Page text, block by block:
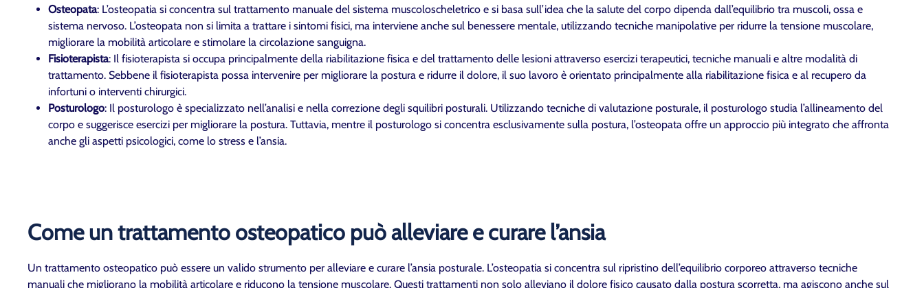
Osteopata: L’osteopatia si concentra sul trattamento manuale del sistema muscoloscheletrico e si basa sull’idea che la salute del corpo dipenda dall’equilibrio tra muscoli, ossa e
sistema nervoso. L’osteopata non si limita a trattare i sintomi fisici, ma interviene anche sul benessere mentale, utilizzando tecniche manipolative per ridurre la tensione muscolare,
migliorare la mobilità articolare e stimolare la circolazione sanguigna.
Fisioterapista: Il fisioterapista si occupa principalmente della riabilitazione fisica e del trattamento delle lesioni attraverso esercizi terapeutici, tecniche manuali e altre modalità di
trattamento. Sebbene il fisioterapista possa intervenire per migliorare la postura e ridurre il dolore, il suo lavoro è orientato principalmente alla riabilitazione fisica e al recupero da
infortuni o interventi chirurgici.
Posturologo: Il posturologo è specializzato nell’analisi e nella correzione degli squilibri posturali. Utilizzando tecniche di valutazione posturale, il posturologo studia l’allineamento del
corpo e suggerisce esercizi per migliorare la postura. Tuttavia, mentre il posturologo si concentra esclusivamente sulla postura, l’osteopata offre un approccio più integrato che affronta
anche gli aspetti psicologici, come lo stress e l’ansia.
Come un trattamento osteopatico può alleviare e curare l’ansia
Un trattamento osteopatico può essere un valido strumento per alleviare e curare l’ansia posturale. L’osteopatia si concentra sul ripristino dell’equilibrio corporeo attraverso tecniche
manuali che migliorano la mobilità articolare e riducono la tensione muscolare. Questi trattamenti non solo alleviano il dolore fisico causato dalla postura scorretta, ma agiscono anche sul